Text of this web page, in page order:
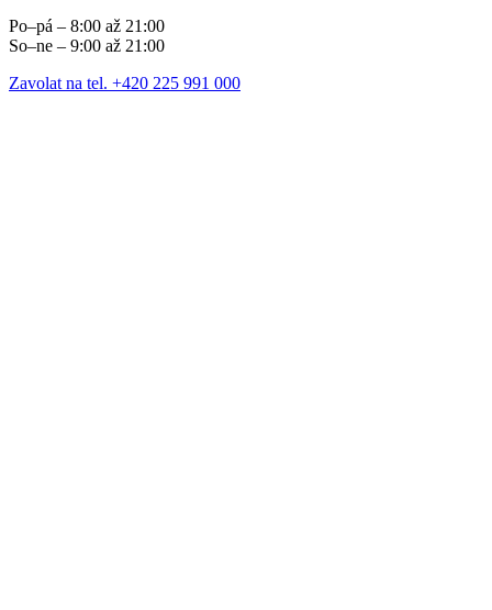
Po–pá – 8:00 až 21:00
So–ne – 9:00 až 21:00
Zavolat na tel. +420 225 991 000